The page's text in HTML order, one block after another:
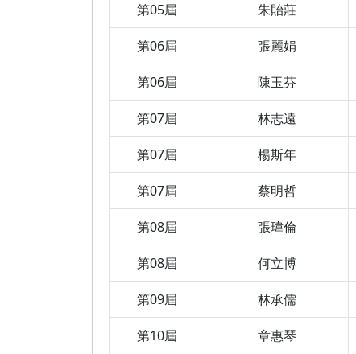
第05屆 朱貽莊
第06屆 張麗娟
第06屆 陳玉芬
第07屆 林志遠
第07屆 楊斯年
第07屆 蔡明哲
第08屆 張瑋倫
第08屆 何立博
第09屆 林承儒
第10屆 章惠琴